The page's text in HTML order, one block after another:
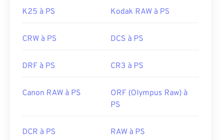
K25 à PS Kodak RAW à PS
CRW à PS DCS à PS
DRF à PS CR3 à PS
Canon RAW à PS
ORF (Olympus Raw) à
PS
DCR à PS RAW à PS